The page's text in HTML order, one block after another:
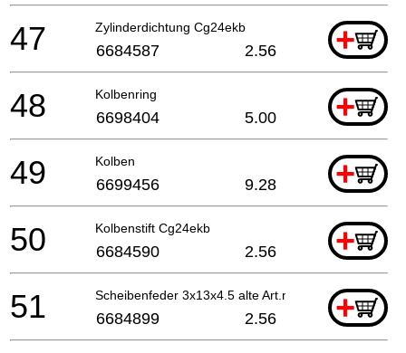
Zylinderdichtung Cg24ekb +
47 6684587 2.56
Kolbenring +
48 6698404 5.00
Kolben +
49 6699456 9.28
Kolbenstift Cg24ekb +
50 6684590 2.56
Scheibenfeder 3x13x4.5 alte Art.nr. 068-10100-20
+
51 6684899 2.56